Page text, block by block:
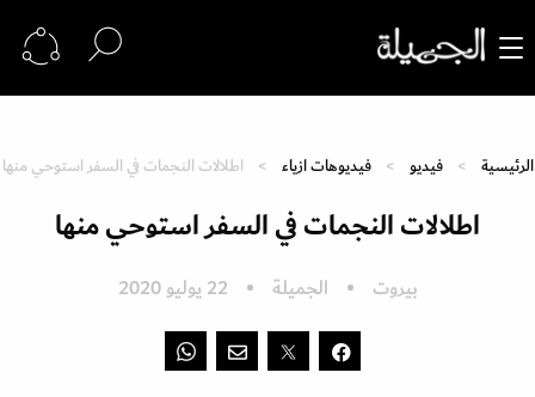
الرئيسية فيديو فيديوهات ازياء اطلالات النجمات في السفر استوحي منها
اطلالات النجمات في السفر استوحي منها
بيروت الجميلة 22 يوليو 2020